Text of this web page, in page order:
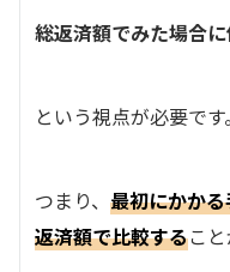
総返済額でみた場合
という視点が必要です。
つまり、 最初にかか
返済額で比較するこ